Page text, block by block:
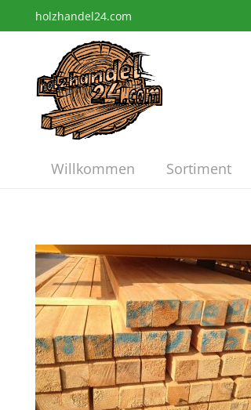
holzhandel24.com
Willkommen Sortiment